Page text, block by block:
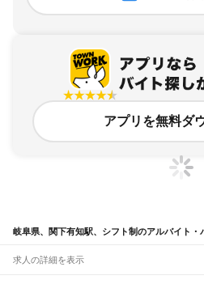
アプリを無料ダ
岐阜県、関下有知駅、シフト制のアルバイト・
求人の詳細を表示